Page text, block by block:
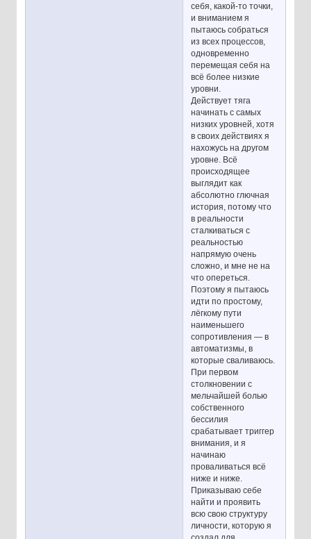
себя, какой-то точки,
и вниманием я
пытаюсь собраться
из всех процессов,
одновременно
перемещая себя на
всё более низкие
уровни.
Действует тяга
начинать с самых
низких уровней, хотя
в своих действиях я
нахожусь на другом
уровне. Всё
происходящее
выглядит как
абсолютно глючная
история, потому что
в реальности
сталкиваться с
реальностью
напрямую очень
сложно, и мне не на
что опереться.
Поэтому я пытаюсь
идти по простому,
лёгкому пути
наименьшего
сопротивления — в
автоматизмы, в
которые сваливаюсь.
При первом
столкновении с
мельчайшей болью
собственного
бессилия
срабатывает триггер
внимания, и я
начинаю
проваливаться всё
ниже и ниже.
Приказываю себе
найти и проявить
всю свою структуру
личности, которую я